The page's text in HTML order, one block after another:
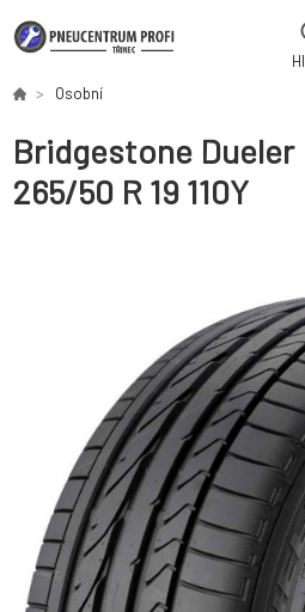
Osobní
Bridgestone
265/50 R 19 110Y